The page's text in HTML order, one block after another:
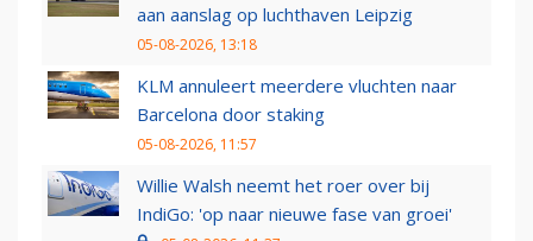
aan aanslag op luchthaven Leipzig
05-08-2026, 13:18
KLM annuleert meerdere vluchten naar
Barcelona door staking
05-08-2026, 11:57
Willie Walsh neemt het roer over bij
IndiGo: 'op naar nieuwe fase van groei'